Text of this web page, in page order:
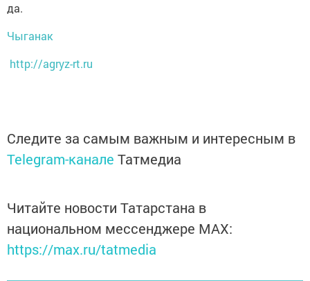
да.
Чыганак
http://agryz-rt.ru
Следите за самым важным и интересным в
Telegram-канале Татмедиа
Читайте новости Татарстана в
национальном мессенджере MАХ:
https://max.ru/tatmedia